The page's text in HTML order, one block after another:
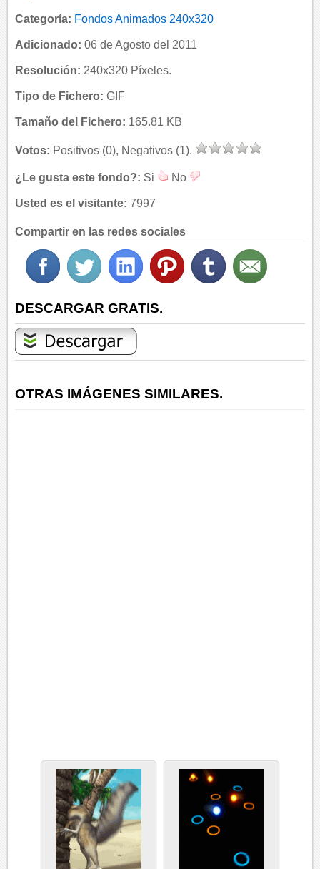
Categoría: Fondos Animados 240x320
Adicionado: 06 de Agosto del 2011
Resolución: 240x320 Píxeles.
Tipo de Fichero: GIF
Tamaño del Fichero: 165.81 KB
Votos: Positivos (0), Negativos (1).
¿Le gusta este fondo?: Si No
Usted es el visitante: 7997
Compartir en las redes sociales
DESCARGAR GRATIS.
OTRAS IMÁGENES SIMILARES.